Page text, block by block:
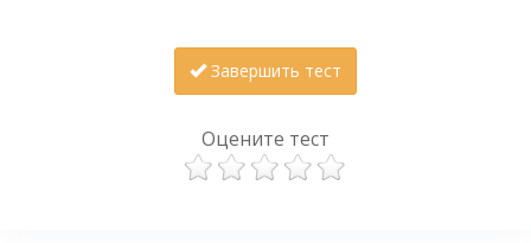
Завершить тест
Оцените тест